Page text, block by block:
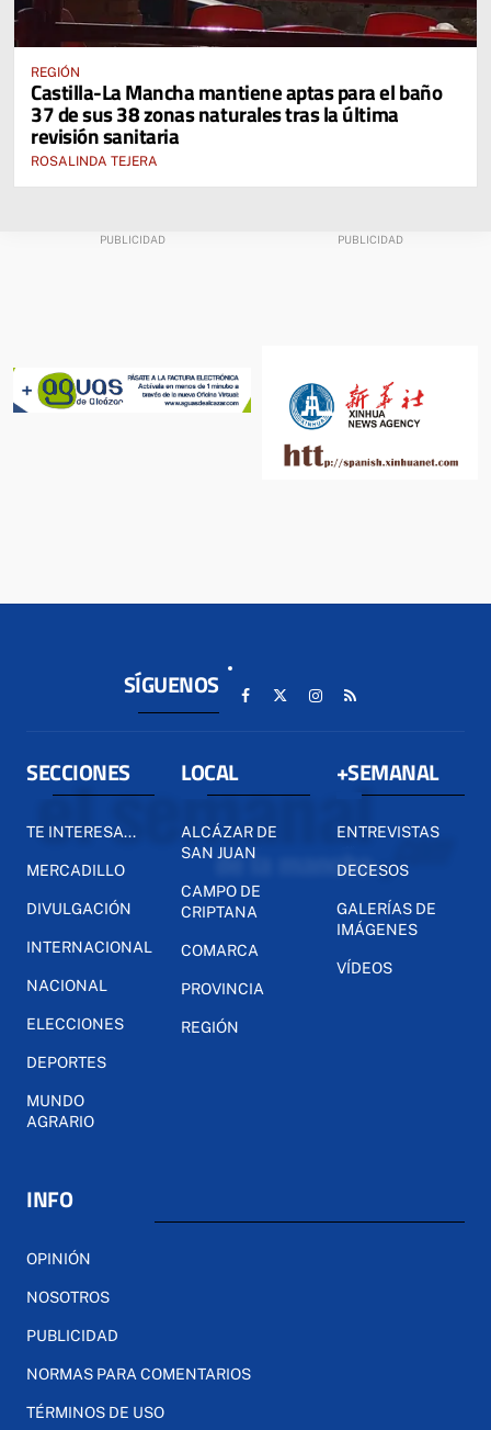
REGIÓN
Castilla-La Mancha mantiene aptas para el baño
37 de sus 38 zonas naturales tras la última
revisión sanitaria
ROSALINDA TEJERA
SÍGUENOS
SECCIONES
TE INTERESA...
MERCADILLO
DIVULGACIÓN
INTERNACIONAL
NACIONAL
ELECCIONES
DEPORTES
MUNDO
AGRARIO
LOCAL
ALCÁZAR DE
SAN JUAN
CAMPO DE
CRIPTANA
COMARCA
PROVINCIA
REGIÓN
+SEMANAL
ENTREVISTAS
DECESOS
GALERÍAS DE
IMÁGENES
VÍDEOS
INFO
OPINIÓN
NOSOTROS
PUBLICIDAD
NORMAS PARA COMENTARIOS
TÉRMINOS DE USO